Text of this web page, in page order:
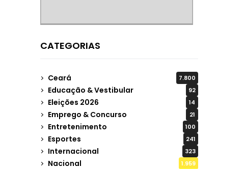
CATEGORIAS
Ceará 7.800
Educação & Vestibular 92
Eleições 2026 14
Emprego & Concurso 21
Entretenimento 100
Esportes 241
Internacional 323
Nacional 1.959